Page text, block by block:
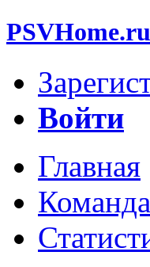
PSVHome.ru
Войти
Главная